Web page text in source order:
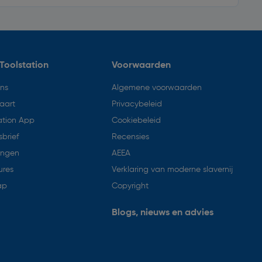
App
Voorwaarden
Algemene voorwaarden
Privacybeleid
Cookiebeleid
Recensies
AEEA
Verklaring van moderne slavernij
Copyright
Blogs, nieuws en advies